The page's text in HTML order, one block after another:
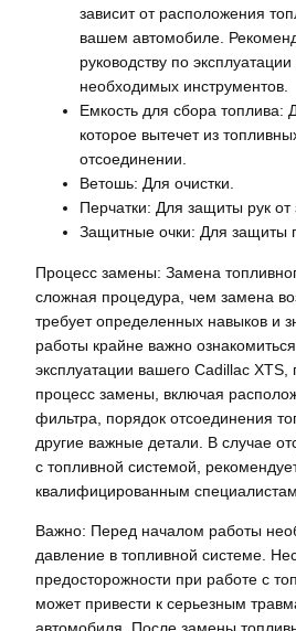
зависит от расположения
вашем автомобиле.
руководству по
необходимых инструментов.
Емкость для сбора топлива:
которое вытечет из
отсоединении.
Ветошь: Для очистки.
Перчатки: Для защиты рук от
Защитные очки: Для защиты
Процесс замены: Замена
сложная процедура, чем замена
требует определенных навыков и
работы крайне важно
эксплуатации вашего Cadillac XTS,
процесс замены, включая
фильтра, порядок отсоединения
другие важные детали. В случае
с топливной системой,
квалифицированным специалистам
Важно: Перед началом работы
давление в топливной системе.
предосторожности при работе с
может привести к серьезным
автомобиля. После замены